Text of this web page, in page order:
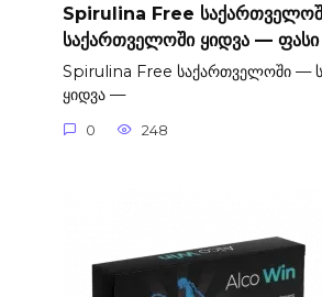
Spirulina Free
საქართველოში ყიდვა —
Spirulina Free საქართველოში —
ყიდვა —
0 248